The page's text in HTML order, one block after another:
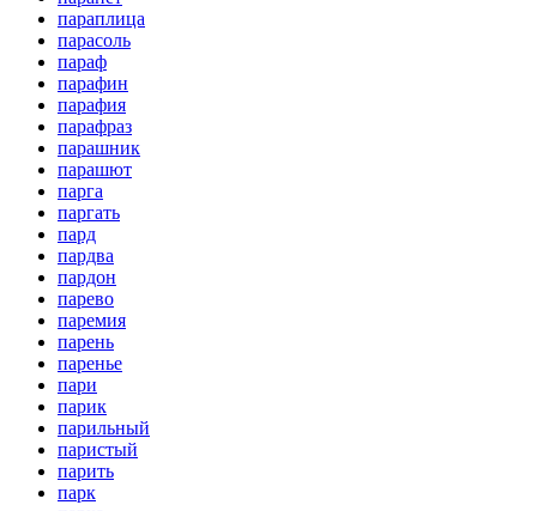
параплица
парасоль
параф
парафин
парафия
парафраз
парашник
парашют
парга
паргать
пард
пардва
пардон
парево
паремия
парень
паренье
пари
парик
парильный
паристый
парить
парк